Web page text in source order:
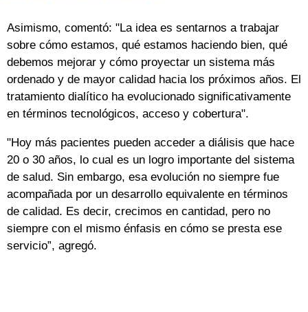
Asimismo, comentó: "La idea es sentarnos a trabajar
sobre cómo estamos, qué estamos haciendo bien, qué
debemos mejorar y cómo proyectar un sistema más
ordenado y de mayor calidad hacia los próximos años. ‎El
tratamiento dialítico ha evolucionado significativamente
en términos tecnológicos, acceso y cobertura".
"Hoy más pacientes pueden acceder a diálisis que hace
20 o 30 años, lo cual es un logro importante del sistema
de salud. Sin embargo, esa evolución no siempre fue
acompañada por un desarrollo equivalente en términos
de calidad. Es decir, crecimos en cantidad, pero no
siempre con el mismo énfasis en cómo se presta ese
servicio”, agregó.